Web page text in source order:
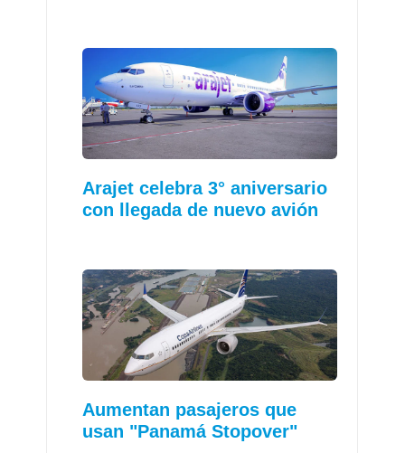
Arajet celebra 3° aniversario
con llegada de nuevo avión
Aumentan pasajeros que
usan "Panamá Stopover"